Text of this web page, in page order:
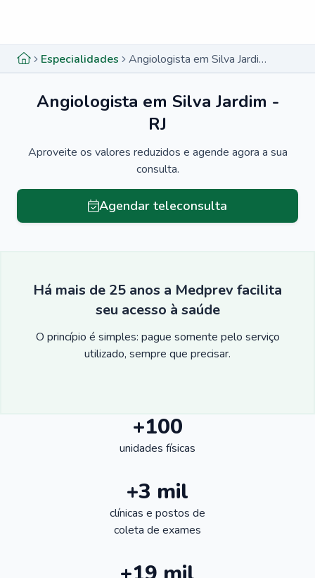
Especialidades Angiologista em Silva Jardim - RJ
Angiologista em Silva Jardim -
RJ
Aproveite os valores reduzidos e agende agora a sua
consulta.
Agendar teleconsulta
Há mais de 25 anos a Medprev facilita
seu acesso à saúde
O princípio é simples: pague somente pelo serviço
utilizado, sempre que precisar.
+100
unidades físicas
+3 mil
clínicas e postos de
coleta de exames